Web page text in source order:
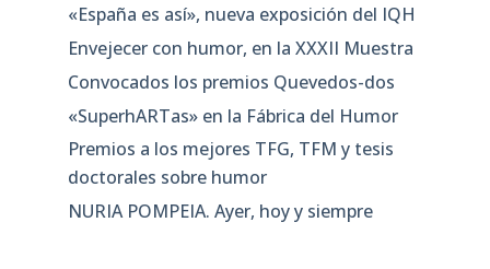
«España es así», nueva exposición del IQH
Envejecer con humor, en la XXXII Muestra
Convocados los premios Quevedos-dos
«SuperhARTas» en la Fábrica del Humor
Premios a los mejores TFG, TFM y tesis
doctorales sobre humor
NURIA POMPEIA. Ayer, hoy y siempre